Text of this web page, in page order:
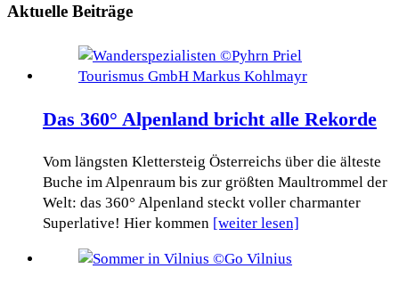
Aktuelle Beiträge
Das 360° Alpenland bricht alle Rekorde
Vom längsten Klettersteig Österreichs über die älteste
Buche im Alpenraum bis zur größten Maultrommel der
Welt: das 360° Alpenland steckt voller charmanter
Superlative! Hier kommen [weiter lesen]